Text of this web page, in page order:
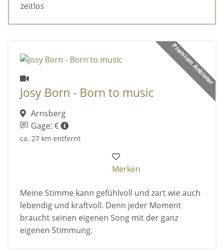
zeitlos
Premium Anbieter
Josy Born - Born to music
Arnsberg
Gage: €
ca. 27 km entfernt
Merken
Meine Stimme kann gefühlvoll und zart wie auch
lebendig und kraftvoll. Denn jeder Moment
braucht seinen eigenen Song mit der ganz
eigenen Stimmung.